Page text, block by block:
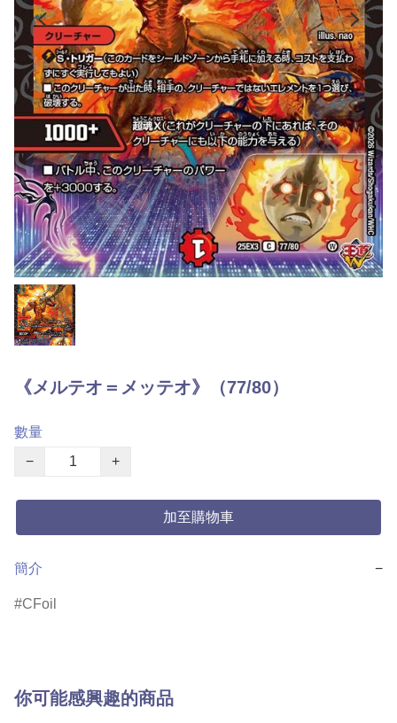
《メルテオ＝メッテオ》（77/80）
數量
−
+
加至購物車
簡介 −
CFoil
你可能感興趣的商品